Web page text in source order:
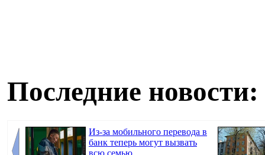
Последние новости:
Из-за мобильного перевода в
банк теперь могут вызвать
всю семью